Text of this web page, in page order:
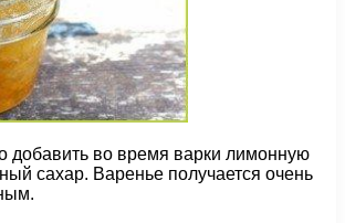
добавить во время варки лимонную
сахар. Варенье получается очень